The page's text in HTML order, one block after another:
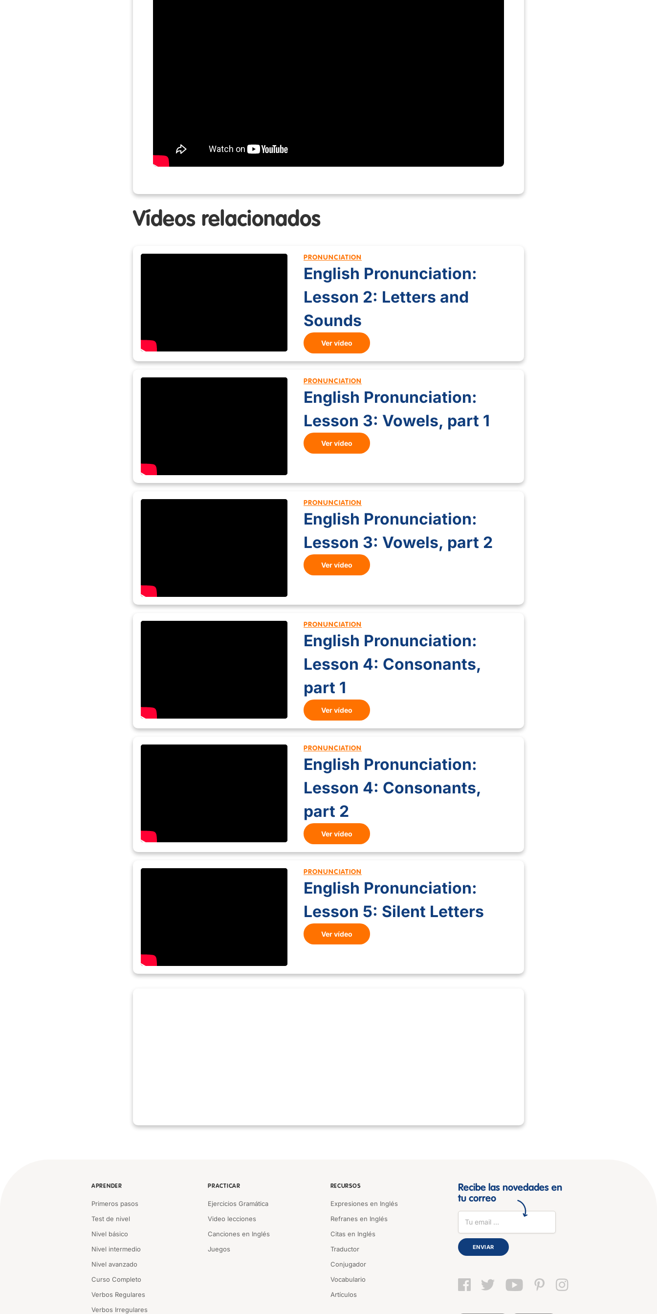
Vídeos relacionados
PRONUNCIATION
English Pronunciation:
Lesson 2: Letters and
Sounds
Ver vídeo
PRONUNCIATION
English Pronunciation:
Lesson 3: Vowels, part 1
Ver vídeo
PRONUNCIATION
English Pronunciation:
Lesson 3: Vowels, part 2
Ver vídeo
PRONUNCIATION
English Pronunciation:
Lesson 4: Consonants,
part 1
Ver vídeo
PRONUNCIATION
English Pronunciation:
Lesson 4: Consonants,
part 2
Ver vídeo
PRONUNCIATION
English Pronunciation:
Lesson 5: Silent Letters
Ver vídeo
APRENDER
Primeros pasos
Test de nivel
Nivel básico
Nivel intermedio
Nivel avanzado
Curso Completo
Verbos Regulares
Verbos Irregulares
PRACTICAR
Ejercicios Gramática
Video lecciones
Canciones en Inglés
Juegos
RECURSOS
Expresiones en Inglés
Refranes en Inglés
Citas en Inglés
Traductor
Conjugador
Vocabulario
Artículos
Recibe las novedades en
tu correo
ENVIAR